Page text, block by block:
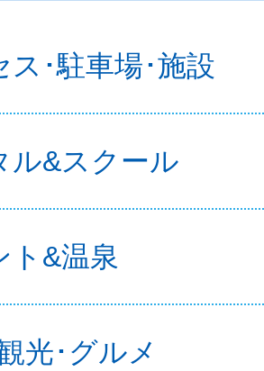
ス･駐車場･施設
ル&スクール
ト&温泉
光･グルメ